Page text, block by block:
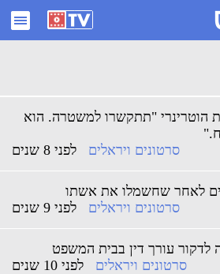
הוטרינרי "תתקשרו למשטרה. הוא
לפני 8 שנים
סרטונים ויראלים
לאחר שחשמלו את אשתו
לפני 9 שנים
סרטונים ויראלים
לדקור עורך דין בבית המשפט
לפני 10 שנים
סרטונים ויראלים